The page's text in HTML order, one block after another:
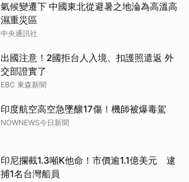
氣候變遷下 中國東北從避暑之地淪為高溫高
濕重災區
中央通訊社
出國注意！2國拒台人入境、扣護照遣返 外
交部證實了
EBC 東森新聞
印度航空高空急墜釀17傷！機師被爆毒駕
NOWNEWS今日新聞
印尼攔截1.3噸K他命！市價逾1.1億美元 逮
捕1名台灣船員